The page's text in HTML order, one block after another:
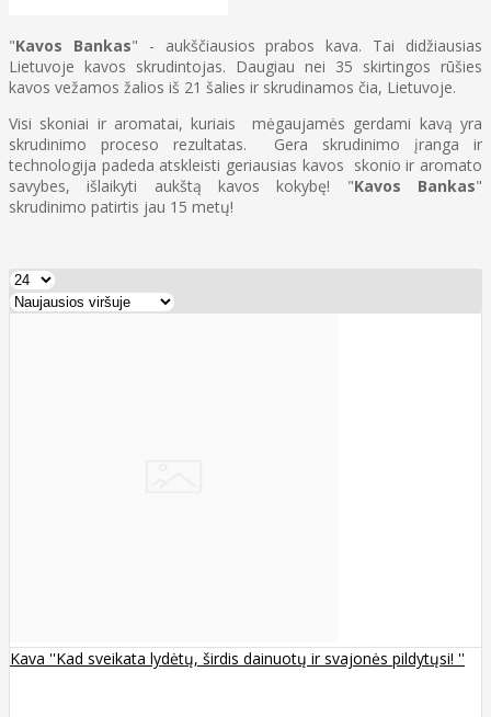
"Kavos Bankas" - aukščiausios prabos kava. Tai didžiausias
Lietuvoje kavos skrudintojas. Daugiau nei 35 skirtingos rūšies
kavos vežamos žalios iš 21 šalies ir skrudinamos čia, Lietuvoje.
Visi skoniai ir aromatai, kuriais mėgaujamės gerdami kavą yra
skrudinimo proceso rezultatas. Gera skrudinimo įranga ir
technologija padeda atskleisti geriausias kavos skonio ir aromato
savybes, išlaikyti aukštą kavos kokybę! "Kavos Bankas"
skrudinimo patirtis jau 15 metų!
Kava ''Kad sveikata lydėtų, širdis dainuotų ir svajonės pildytųsi! ''